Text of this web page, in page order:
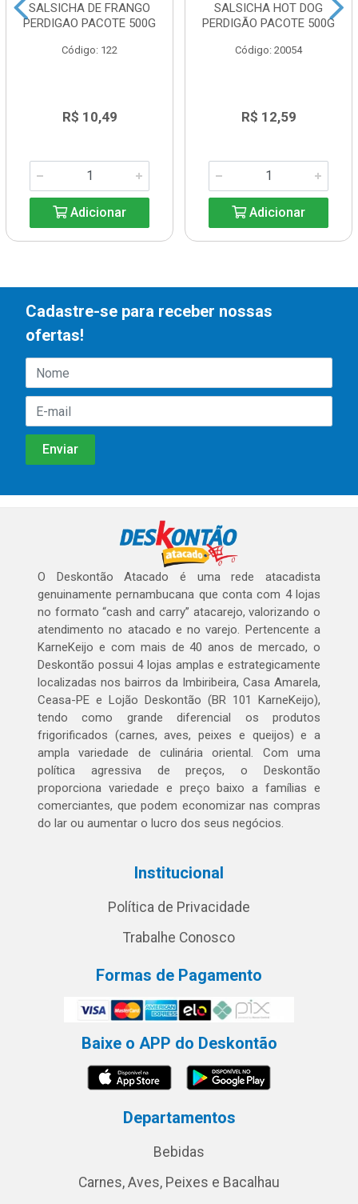
SALSICHA DE FRANGO
PERDIGAO PACOTE 500G
Código: 122
R$ 10,49
Adicionar
SALSICHA HOT DOG
PERDIGÃO PACOTE 500G
Código: 20054
R$ 12,59
Adicionar
Cadastre-se para receber nossas
ofertas!
O Deskontão Atacado é uma rede atacadista
genuinamente pernambucana que conta com 4 lojas
no formato “cash and carry” atacarejo, valorizando o
atendimento no atacado e no varejo. Pertencente a
KarneKeijo e com mais de 40 anos de mercado, o
Deskontão possui 4 lojas amplas e estrategicamente
localizadas nos bairros da Imbiribeira, Casa Amarela,
Ceasa-PE e Lojão Deskontão (BR 101 KarneKeijo),
tendo como grande diferencial os produtos
frigorificados (carnes, aves, peixes e queijos) e a
ampla variedade de culinária oriental. Com uma
política agressiva de preços, o Deskontão
proporciona variedade e preço baixo a famílias e
comerciantes, que podem economizar nas compras
do lar ou aumentar o lucro dos seus negócios.
Institucional
Política de Privacidade
Trabalhe Conosco
Formas de Pagamento
Baixe o APP do Deskontão
Departamentos
Bebidas
Carnes, Aves, Peixes e Bacalhau